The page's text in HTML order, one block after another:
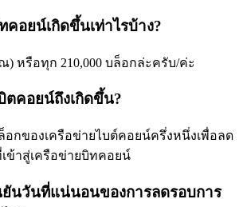
คอยน์เกิดขึ้นเท่าไรบ้าง?
) หรือทุก 210,000 บล็อกล่ะครับ/ค่ะ
ตคอยน์ถึงเกิดขึ้น?
อกของเครือข่ายไบต์คอยน์ครึ่งหนึ่งเพื่อลด
ข้าสู่เครือข่ายบิทคอยน์
ยันวันที่แน่นอนของการลดรอบการ